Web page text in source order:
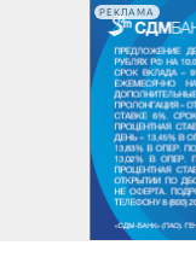
РЕКЛАМА